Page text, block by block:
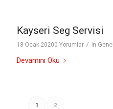
Kayseri Seg Servisi
18 Ocak 20200 Yorumlar / in Genel
Devamını Oku
1 2